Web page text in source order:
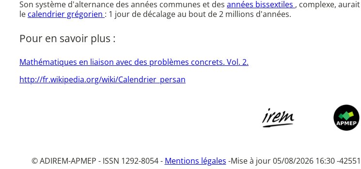
Son système d'alternance des années communes et des années bissextiles , complexe,
le calendrier grégorien : 1 jour de décalage au bout de 2 millions d'années.
Pour en savoir plus :
Mathématiques en liaison avec des problèmes concrets. Vol. 2.
http://fr.wikipedia.org/wiki/Calendrier_persan
© ADIREM-APMEP - ISSN 1292-8054 - Mentions légales -Mise à jour 05/08/2026 16:30 -